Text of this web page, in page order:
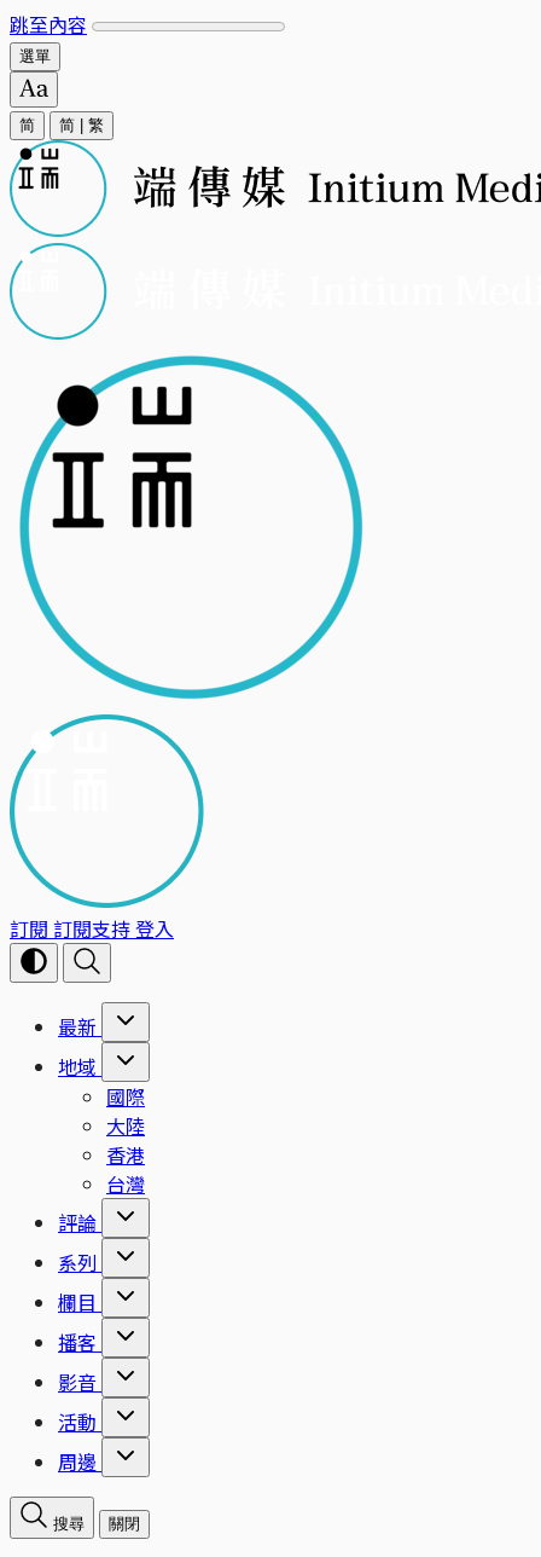
跳至內容
選單
简 简 繁
訂閱 訂閱支持登入
最新
地域
國際
大陸
香港
台灣
評論
系列
欄目
播客
影音
活動
周邊
搜尋 關閉